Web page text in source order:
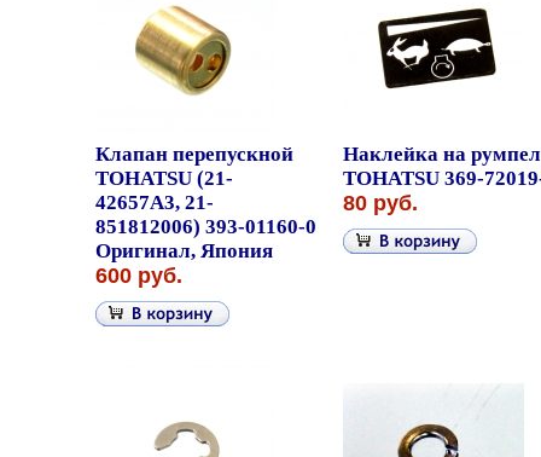
Клапан перепускной
TOHATSU (21-
42657A3, 21-
851812006) 393-01160-0
Оригинал, Япония
600 руб.
Наклейка на
TOHATSU 369-
80 руб.